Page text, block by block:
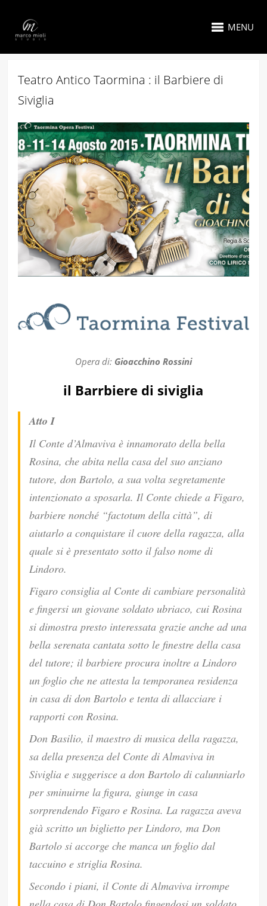
MENU
Teatro Antico Taormina : il Barbiere di
Siviglia
Opera di: Gioacchino Rossini
il Barrbiere di siviglia
Atto I
Il Conte d’Almaviva è innamorato della bella
Rosina, che abita nella casa del suo anziano
tutore, don Bartolo, a sua volta segretamente
intenzionato a sposarla. Il Conte chiede a Figaro,
barbiere nonché “factotum della città”, di
aiutarlo a conquistare il cuore della ragazza, alla
quale si è presentato sotto il falso nome di
Lindoro.
Figaro consiglia al Conte di cambiare personalità
e fingersi un giovane soldato ubriaco, cui Rosina
si dimostra presto interessata grazie anche ad una
bella serenata cantata sotto le finestre della casa
del tutore; il barbiere procura inoltre a Lindoro
un foglio che ne attesta la temporanea residenza
in casa di don Bartolo e tenta di allacciare i
rapporti con Rosina.
Don Basilio, il maestro di musica della ragazza,
sa della presenza del Conte di Almaviva in
Siviglia e suggerisce a don Bartolo di calunniarlo
per sminuirne la figura, giunge in casa
sorprendendo Figaro e Rosina. La ragazza aveva
già scritto un biglietto per Lindoro, ma Don
Bartolo si accorge che manca un foglio dal
taccuino e striglia Rosina.
Secondo i piani, il Conte di Almaviva irrompe